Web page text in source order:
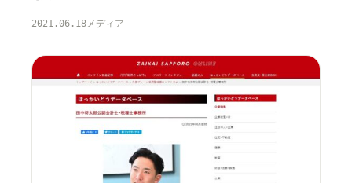
2021.06.18メディア